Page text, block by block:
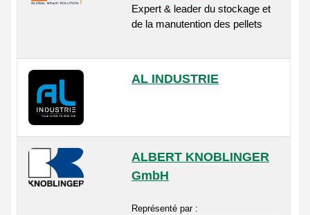
Expert & leader du stockage et
de la manutention des pellets
AL INDUSTRIE
ALBERT KNOBLINGER
GmbH
Représenté par :